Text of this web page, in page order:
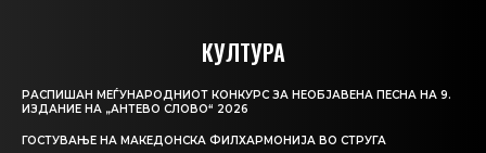
КУЛТУРА
РАСПИШАН МЕЃУНАРОДНИОТ КОНКУРС ЗА НЕОБЈАВЕНА ПЕСНА НА 9.
ИЗДАНИЕ НА „АНТЕВО СЛОВО“ 2026
ГОСТУВАЊЕ НА МАКЕДОНСКА ФИЛХАРМОНИЈА ВО СТРУГА